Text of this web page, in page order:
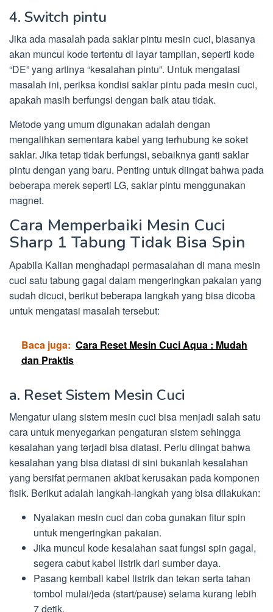
4. Switch pintu
Jika ada masalah pada saklar pintu mesin cuci, biasanya
akan muncul kode tertentu di layar tampilan, seperti kode
“DE” yang artinya “kesalahan pintu”. Untuk mengatasi
masalah ini, periksa kondisi saklar pintu pada mesin cuci,
apakah masih berfungsi dengan baik atau tidak.
Metode yang umum digunakan adalah dengan
mengalihkan sementara kabel yang terhubung ke soket
saklar. Jika tetap tidak berfungsi, sebaiknya ganti saklar
pintu dengan yang baru. Penting untuk diingat bahwa pada
beberapa merek seperti LG, saklar pintu menggunakan
magnet.
Cara Memperbaiki Mesin Cuci
Sharp 1 Tabung Tidak Bisa Spin
Apabila Kalian menghadapi permasalahan di mana mesin
cuci satu tabung gagal dalam mengeringkan pakaian yang
sudah dicuci, berikut beberapa langkah yang bisa dicoba
untuk mengatasi masalah tersebut:
Baca juga: Cara Reset Mesin Cuci Aqua : Mudah
dan Praktis
a. Reset Sistem Mesin Cuci
Mengatur ulang sistem mesin cuci bisa menjadi salah satu
cara untuk menyegarkan pengaturan sistem sehingga
kesalahan yang terjadi bisa diatasi. Perlu diingat bahwa
kesalahan yang bisa diatasi di sini bukanlah kesalahan
yang bersifat permanen akibat kerusakan pada komponen
fisik. Berikut adalah langkah-langkah yang bisa dilakukan:
Nyalakan mesin cuci dan coba gunakan fitur spin
untuk mengeringkan pakaian.
Jika muncul kode kesalahan saat fungsi spin gagal,
segera cabut kabel listrik dari sumber daya.
Pasang kembali kabel listrik dan tekan serta tahan
tombol mulai/jeda (start/pause) selama kurang lebih
7 detik.